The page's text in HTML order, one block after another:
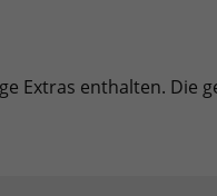
Extras enthalten. Die